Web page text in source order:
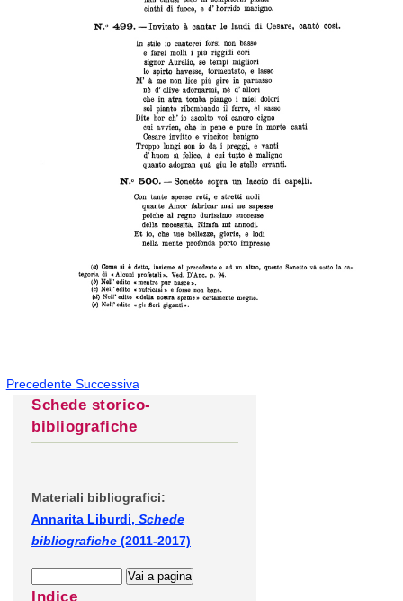
Precedente Successiva
Schede storico-
bibliografiche
Materiali bibliografici:
Annarita Liburdi, Schede
bibliografiche (2011-2017)
Indice